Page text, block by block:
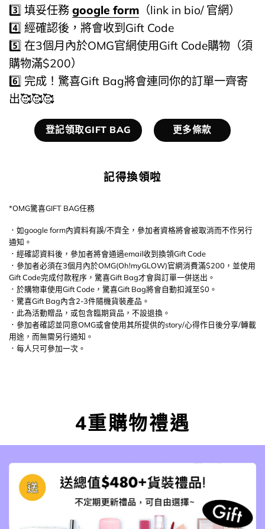
3️⃣ 填妥任務 google form （link in bio/ 官網）
4️⃣ 經確認後，將會收到Gift Code
5️⃣​ ​在3個月內於OMG官網使用Gift Code購物（須
購物滿$200）
6️⃣​​ ​完成！驚喜Gift Bag將會連同你的訂單一齊寄
出🥰​🥰​🥰​
登記領取GIFT BAG 更多條款
記得換領啦
*OMG驚喜GIFT BAG任務
．如google form內資料有誤/不齊全，參加者資格將會被取消而不作另行
通知。
．經確認資料後，參加者將會通過email收到換領Gift Code
．參加者必須在3個月內於OMG(Oh!myGLOW)官網消費滿$200，並使用
Gift Code完成付款程序，驚喜Gift Bag才會與訂單一併送出。
．於購物車使用Gift Code，驚喜Gift Bag將會自動扣減至$0。
．驚喜Gift Bag內含2-3件隨機貨裝產品。
．此為活動贈品，或包含臨期貨品，不設退換。
．參加者確認並同意OMG或會使用其所提供的story/心得作日後分享/轉載
用途，而無需另行通知。
．每人只可參加一次。
4重購物禮遇